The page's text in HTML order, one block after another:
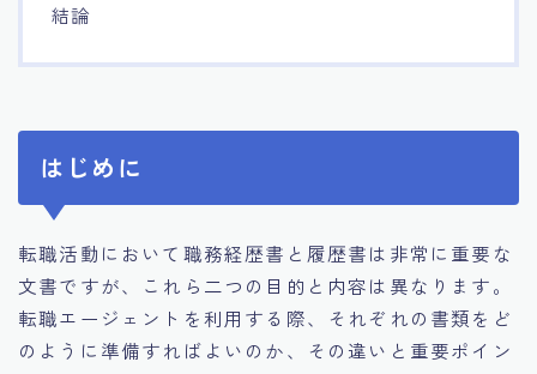
結論
はじめに
転職活動において職務経歴書と履歴書は非常に重要な
文書ですが、これら二つの目的と内容は異なります。
転職エージェントを利用する際、それぞれの書類をど
のように準備すればよいのか、その違いと重要ポイン